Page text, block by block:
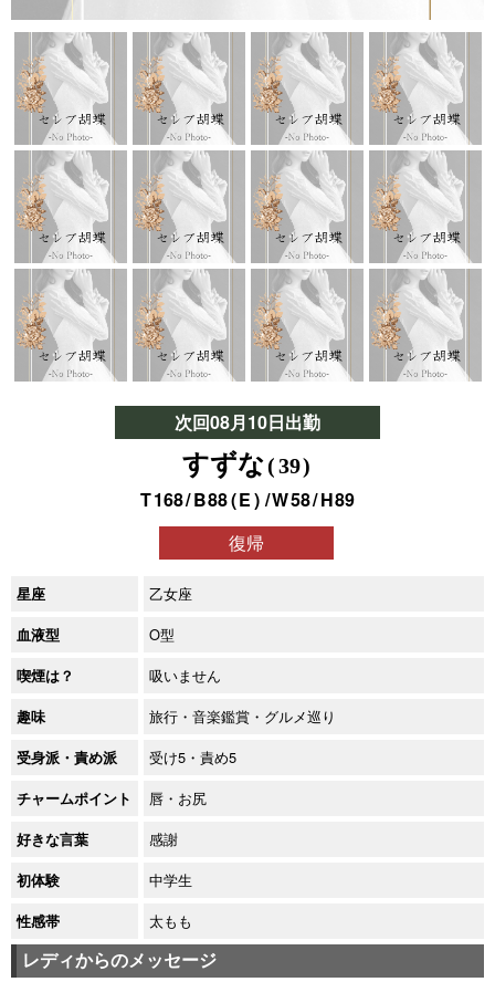
次回08月10日出勤
すずな 39
168 88 E 58
89
復帰
星座 乙女座
血液型 O型
喫煙は？ 吸いません
趣味 旅行・音楽鑑賞・グルメ巡り
受身派・責め派 受け5・責め5
チャームポイント 唇・お尻
好きな言葉 感謝
初体験 中学生
性感帯 太もも
レディからのメッセージ